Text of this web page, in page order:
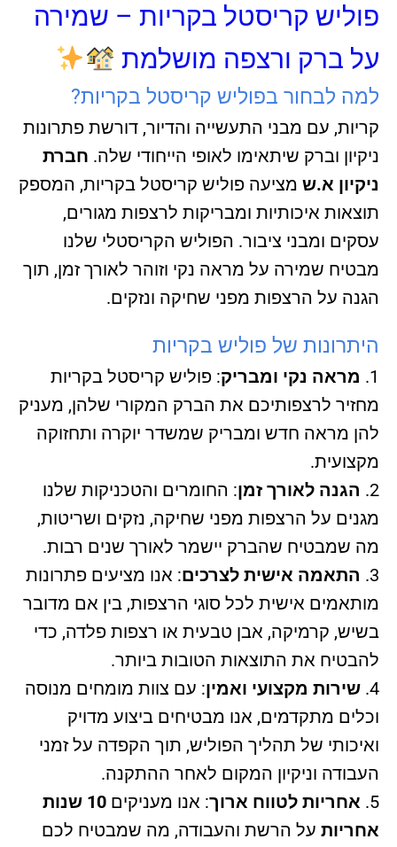
פוליש קריסטל בקריות – שמירה
על ברק ורצפה מושלמת
למה לבחור בפוליש קריסטל בקריות?
קריות, עם מבני התעשייה והדיור, דורשת פתרונות
ניקיון וברק שיתאימו לאופי הייחודי שלה. חברת
ניקיון א.ש מציעה פוליש קריסטל בקריות, המספק
תוצאות איכותיות ומבריקות לרצפות מגורים,
עסקים ומבני ציבור. הפוליש הקריסטלי שלנו
מבטיח שמירה על מראה נקי וזוהר לאורך זמן, תוך
הגנה על הרצפות מפני שחיקה ונזקים.
היתרונות של פוליש בקריות
מראה נקי ומבריק: פוליש קריסטל בקריות
מחזיר לרצפותיכם את הברק המקורי שלהן, מעניק
להן מראה חדש ומבריק שמשדר יוקרה ותחזוקה
מקצועית.
הגנה לאורך זמן: החומרים והטכניקות שלנו
מגנים על הרצפות מפני שחיקה, נזקים ושריטות,
מה שמבטיח שהברק יישמר לאורך שנים רבות.
התאמה אישית לצרכים: אנו מציעים פתרונות
מותאמים אישית לכל סוגי הרצפות, בין אם מדובר
בשיש, קרמיקה, אבן טבעית או רצפות פלדה, כדי
להבטיח את התוצאות הטובות ביותר.
שירות מקצועי ואמין: עם צוות מומחים מנוסה
וכלים מתקדמים, אנו מבטיחים ביצוע מדויק
ואיכותי של תהליך הפוליש, תוך הקפדה על זמני
העבודה וניקיון המקום לאחר ההתקנה.
אחריות לטווח ארוך: אנו מעניקים
10 שנות
אחריות על הרשת והעבודה, מה שמבטיח לכם